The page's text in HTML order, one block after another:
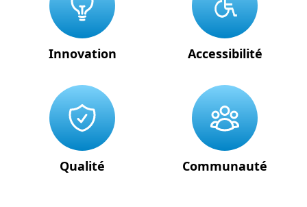
Innovation Accessibilité
Qualité Communauté